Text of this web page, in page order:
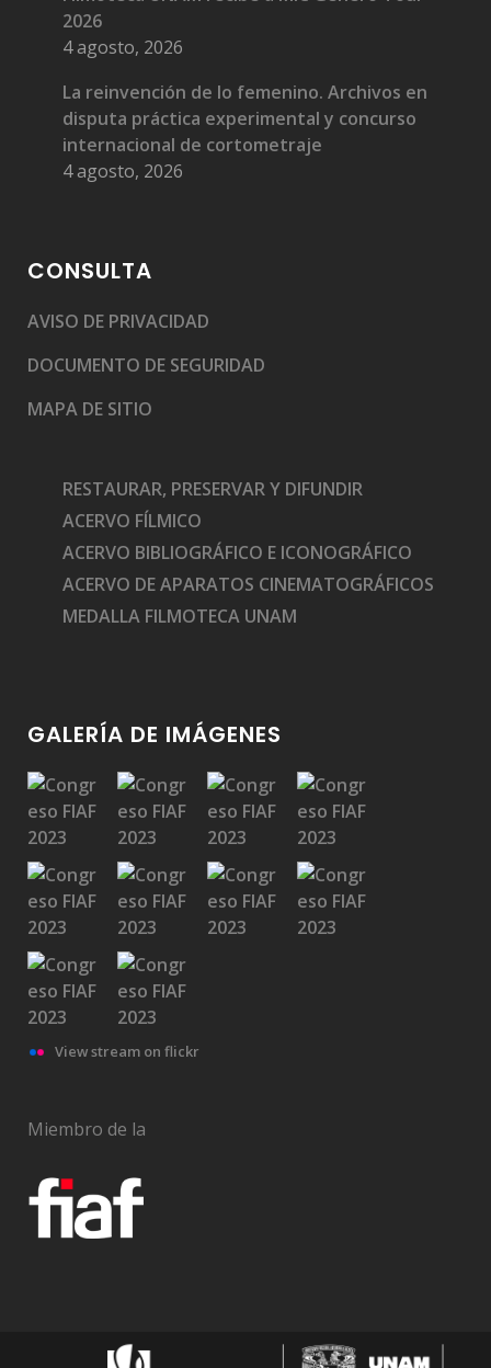
2026
4 agosto, 2026
La reinvención de lo femenino. Archivos en
disputa práctica experimental y concurso
internacional de cortometraje
4 agosto, 2026
CONSULTA
AVISO DE PRIVACIDAD
DOCUMENTO DE SEGURIDAD
MAPA DE SITIO
RESTAURAR, PRESERVAR Y DIFUNDIR
ACERVO FÍLMICO
ACERVO BIBLIOGRÁFICO E ICONOGRÁFICO
ACERVO DE APARATOS CINEMATOGRÁFICOS
MEDALLA FILMOTECA UNAM
GALERÍA DE IMÁGENES
View stream on flickr
Miembro de la